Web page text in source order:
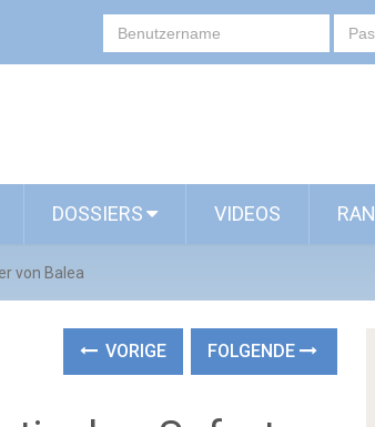
DOSSIERS VIDEOS
von Balea
VORIGE FOLGENDE